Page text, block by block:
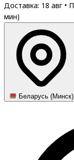
Доставка: 18 авг •
мин)
Беларусь (Минск)